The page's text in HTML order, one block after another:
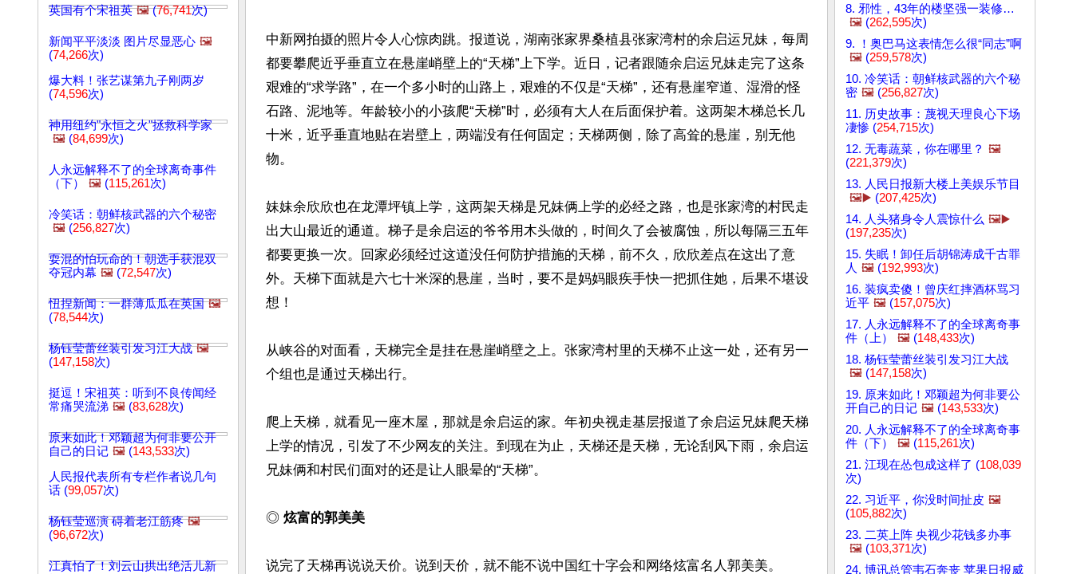
英国有个宋祖英 🖼️(76,741次)
新闻平平淡淡 图片尽显恶心 🖼️
(74,266次)
爆大料！张艺谋第九子刚两岁
(74,596次)
神用纽约"永恒之火"拯救科学家
🖼️ (84,699次)
人永远解释不了的全球离奇事件
（下）
🖼️ (115,261次)
冷笑话：朝鲜核武器的六个秘密
🖼️ (256,827次)
耍混的怕玩命的！朝选手获混双
夺冠内幕 🖼️ (72,547次)
忸捏新闻：一群薄瓜瓜在英国 🖼️
(78,544次)
杨钰莹蕾丝装引发习江大战 🖼️
(147,158次)
挺逗！宋祖英：听到不良传闻经
常痛哭流涕 🖼️ (83,628次)
原来如此！邓颖超为何非要公开
自己的日记 🖼️ (143,533次)
人民报代表所有专栏作者说几句
话 (99,057次)
杨钰莹巡演 碍着老江筋疼 🖼️
(96,672次)
江真怕了！刘云山拱出绝活儿新
中新网拍摄的照片令人心惊肉跳。报道说，湖南张家界桑植县张家湾村的余启运兄妹，每周
都要攀爬近乎垂直立在悬崖峭壁上的“天梯”上下学。近日，记者跟随余启运兄妹走完了这条
艰难的“求学路”，在一个多小时的山路上，艰难的不仅是“天梯”，还有悬崖窄道、湿滑的怪
石路、泥地等。年龄较小的小孩爬“天梯”时，必须有大人在后面保护着。这两架木梯总长几
十米，近乎垂直地贴在岩壁上，两端没有任何固定；天梯两侧，除了高耸的悬崖，别无他
物。
妹妹余欣欣也在龙潭坪镇上学，这两架天梯是兄妹俩上学的必经之路，也是张家湾的村民走
出大山最近的通道。梯子是余启运的爷爷用木头做的，时间久了会被腐蚀，所以每隔三五年
都要更换一次。回家必须经过这道没任何防护措施的天梯，前不久，欣欣差点在这出了意
外。天梯下面就是六七十米深的悬崖，当时，要不是妈妈眼疾手快一把抓住她，后果不堪设
想！
从峡谷的对面看，天梯完全是挂在悬崖峭壁之上。张家湾村里的天梯不止这一处，还有另一
个组也是通过天梯出行。
爬上天梯，就看见一座木屋，那就是余启运的家。年初央视走基层报道了余启运兄妹爬天梯
上学的情况，引发了不少网友的关注。到现在为止，天梯还是天梯，无论刮风下雨，余启运
兄妹俩和村民们面对的还是让人眼晕的“天梯”。
◎ 炫富的郭美美
说完了天梯再说说天价。说到天价，就不能不说中国红十字会和网络炫富名人郭美美。
8. 邪性，43年的楼坚强一装修…
🖼️ (262,595次)
9. ！奥巴马这表情怎么很“同志”啊
🖼️ (259,578次)
10. 冷笑话：朝鲜核武器的六个秘
密 🖼️ (256,827次)
11. 历史故事：蔑视天理良心下场
凄惨 (254,715次)
12. 无毒蔬菜，你在哪里？ 🖼️
(221,379次)
13. 人民日报新大楼上美娱乐节目
🖼️▶️ (207,425次)
14. 人头猪身令人震惊什么 🖼️▶️
(197,235次)
15. 失眠！卸任后胡锦涛成千古罪
人 🖼️ (192,993次)
16. 装疯卖傻！曾庆红摔酒杯骂习
近平 🖼️ (157,075次)
17. 人永远解释不了的全球离奇事
件（上）
🖼️ (148,433次)
18. 杨钰莹蕾丝装引发习江大战
🖼️ (147,158次)
19. 原来如此！邓颖超为何非要公
开自己的日记 🖼️ (143,533次)
20. 人永远解释不了的全球离奇事
件（下）
🖼️ (115,261次)
21. 江现在怂包成这样了 (108,039
次)
22. 习近平，你没时间扯皮 🖼️
(105,882次)
23. 二英上阵 央视少花钱多办事
🖼️ (103,371次)
24. 博讯总管韦石奔丧 苹果日报威